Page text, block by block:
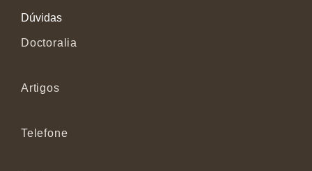
Dúvidas
Doctoralia
Artigos
Telefone